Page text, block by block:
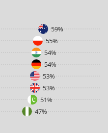
59%
55%
54%
54%
53%
53%
51%
47%